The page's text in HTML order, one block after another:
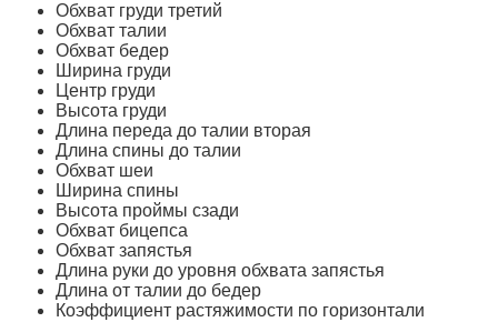
Обхват груди третий
Обхват талии
Обхват бедер
Ширина груди
Центр груди
Высота груди
Длина переда до талии вторая
Длина спины до талии
Обхват шеи
Ширина спины
Высота проймы сзади
Обхват бицепса
Обхват запястья
Длина руки до уровня обхвата запястья
Длина от талии до бедер
Коэффициент растяжимости по горизонтали